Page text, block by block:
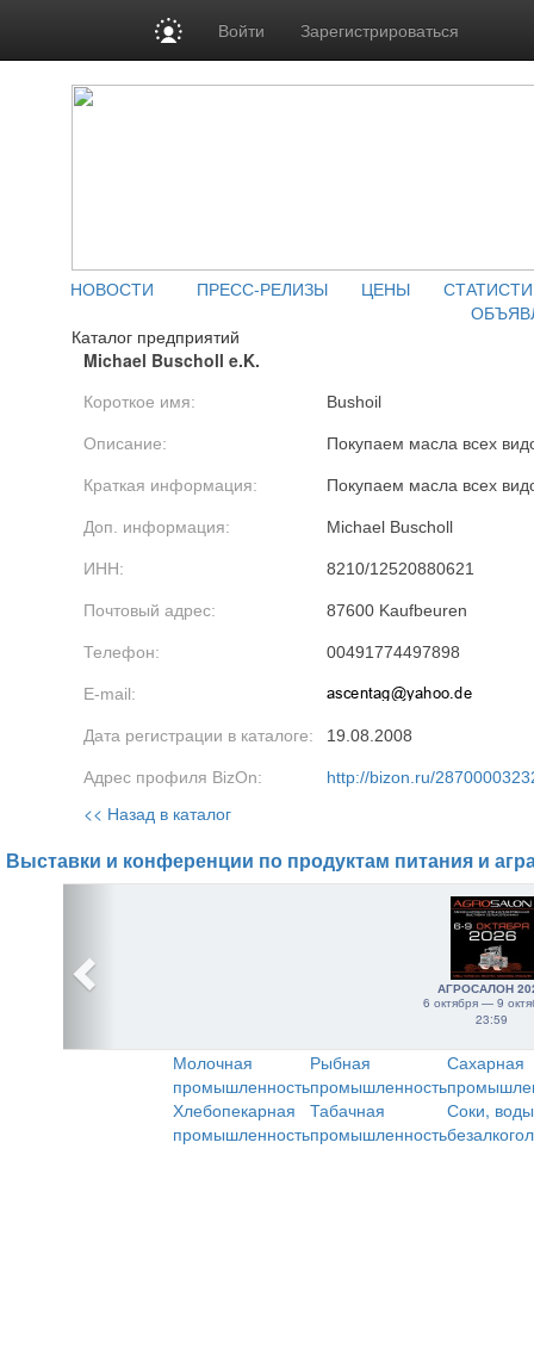
Войти Зарегистрироваться
НОВОСТИ ПРЕСС-РЕЛИЗЫ ЦЕНЫ
Каталог предприятий
Michael Buscholl e.K.
Короткое имя: Bushoil
Описание: Покупаем масла всех
Краткая информация: Покупаем масла всех
Доп. информация: Michael Buscholl
ИНН: 8210/12520880621
Почтовый адрес: 87600 Kaufbeuren
Телефон: 00491774497898
E-mail:
Дата регистрации в каталоге: 19.08.2008
Адрес профиля BizOn: http://bizon.ru/
<< Назад в каталог
Выставки и конференции по продуктам питания и
АГРОСАЛОН
6 октября — 9
23:59
Молочная
промышленность
Рыбная
промышленность
Сахарная
Хлебопекарная
промышленность
Табачная
промышленность
Соки,